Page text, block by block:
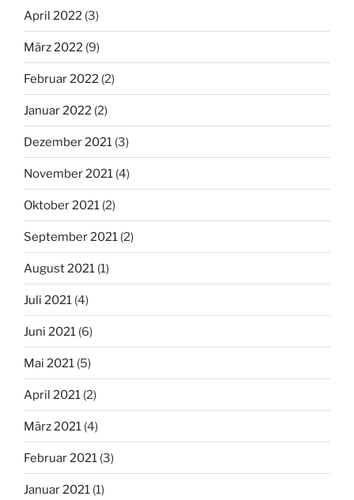
April 2022 (3)
März 2022 (9)
Februar 2022 (2)
Januar 2022 (2)
Dezember 2021 (3)
November 2021 (4)
Oktober 2021 (2)
September 2021 (2)
August 2021 (1)
Juli 2021 (4)
Juni 2021 (6)
Mai 2021 (5)
April 2021 (2)
März 2021 (4)
Februar 2021 (3)
Januar 2021 (1)